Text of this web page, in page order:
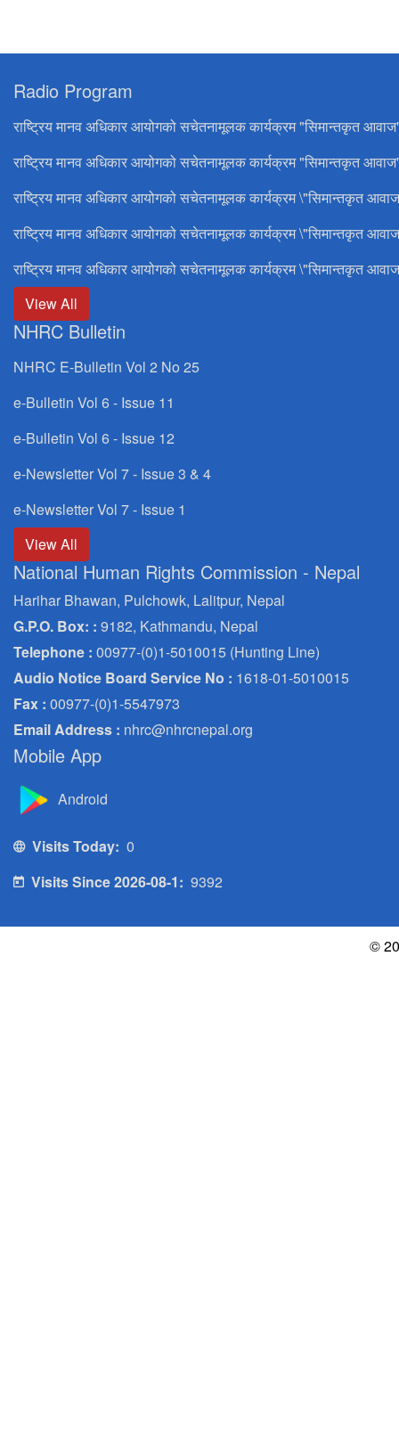
Radio Program
राष्ट्रिय मानव अधिकार आयोगको सचेतनामूलक कार्यक्रम "सिमान्तकृत
राष्ट्रिय मानव अधिकार आयोगको सचेतनामूलक कार्यक्रम "सिमान्तकृत
राष्ट्रिय मानव अधिकार आयोगको सचेतनामूलक कार्यक्रम \"सिमान्तकृत
राष्ट्रिय मानव अधिकार आयोगको सचेतनामूलक कार्यक्रम \"सिमान्तकृत
राष्ट्रिय मानव अधिकार आयोगको सचेतनामूलक कार्यक्रम \"सिमान्तकृत
View All
NHRC Bulletin
NHRC E-Bulletin Vol 2 No 25
e-Bulletin Vol 6 - Issue 11
e-Bulletin Vol 6 - Issue 12
e-Newsletter Vol 7 - Issue 3 & 4
e-Newsletter Vol 7 - Issue 1
View All
National Human Rights Commission - Nepal
Harihar Bhawan, Pulchowk, Lalitpur, Nepal
G.P.O. Box: : 9182, Kathmandu, Nepal
Telephone : 00977-(0)1-5010015 (Hunting Line)
Audio Notice Board Service No : 1618-01-5010015
Fax : 00977-(0)1-5547973
Email Address : nhrc@nhrcnepal.org
Mobile App
Android
Visits Today: 0
Visits Since 2026-08-1: 9392
©